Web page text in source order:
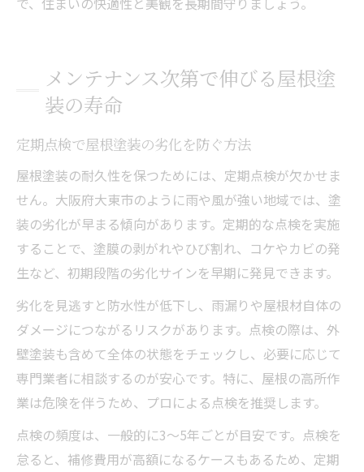
メンテナンス次第で伸びる屋根塗
装の寿命
定期点検で屋根塗装の劣化を防ぐ方法
屋根塗装の耐久性を保つためには、定期点検が欠かせま
せん。大阪府大東市のように雨や風が強い地域では、塗
装の劣化が早まる傾向があります。定期的な点検を実施
することで、塗膜の剥がれやひび割れ、コケやカビの発
生など、初期段階の劣化サインを早期に発見できます。
劣化を見逃すと防水性が低下し、雨漏りや屋根材自体の
ダメージにつながるリスクがあります。点検の際は、外
壁塗装も含めて全体の状態をチェックし、必要に応じて
専門業者に相談するのが安心です。特に、屋根の高所作
業は危険を伴うため、プロによる点検を推奨します。
点検の頻度は、一般的に3～5年ごとが目安です。点検を
怠ると、補修費用が高額になるケースもあるため、定期